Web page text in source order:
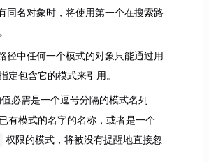
同名对象时，将使用第一个在搜索路
径中任何一个模式的对象只能通过用
定包含它的模式来引用。
值必需是一个逗号分隔的模式名列
有模式的名字的名称，或者是一个
权限的模式，将被没有提醒地直接忽